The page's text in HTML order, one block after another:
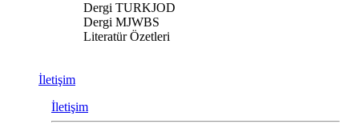
Dergi TURKJOD
Dergi MJWBS
Literatür Özetleri
İletişim
İletişim